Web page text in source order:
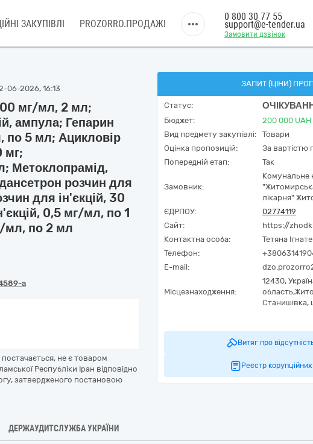
ЗАКУПІВЛІ PROZORRO.ПРОДАЖІ
Замовити дзвінок
0 800 30 77 55
support@e-tender.ua
06-2026, 16:13
мг/мл, 2 мл;
ампула; Гепарин
по 5 мл; Ацикловір
мг;
Метоклопрамід,
розчин для
для ін'єкцій, 30
0,5 мг/мл, по 1
мл, по 2 мл
a
не є товаром
Республіки Іран відповідно
затвердженого постановою
ЗАПИТ (ЦІНИ)
Статус:
Бюджет: 200 000 UAH
Вид предмету закупівлі:
Товари
Оцінка пропозицій:
За вартістю
Попередній етап:
Так
Замовник:
Комунальне
лікарня"
ЄДРПОУ:
02774119
Сайт:
https://
Контактна особа:
Тетяна
Телефон:
E-mail:
Місцезнаходження:
12430,
область,
Станишівка,
Витяг про
Реєстр
ДЕРЖАУДИТСЛУЖБА УКРАЇНИ